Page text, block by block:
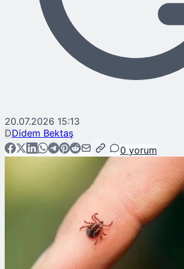
20.07.2026 15:13
DDidem Bektaş
0 yorum